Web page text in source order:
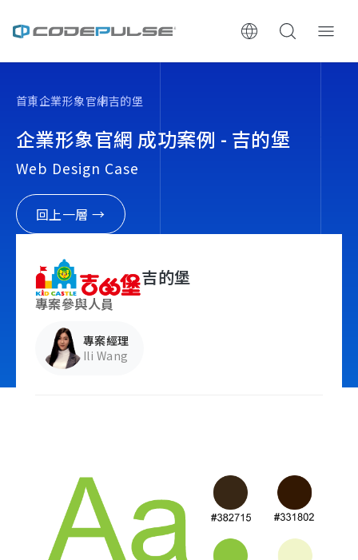
服務與費用
架設流程
執行報告 / 策略解析
數位成長與技術專欄
首頁企業形象官網吉的堡
企業形象官網 成功案例 - 吉的堡
Web Design Case
回上一層 →
吉的堡
專案參與人員
專案經理
Ili Wang